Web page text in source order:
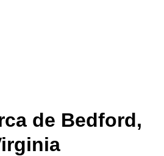
de Bedford,